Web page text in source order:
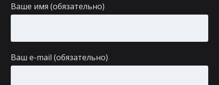
Ваше имя (обязательно)
Ваш e-mail (обязательно)